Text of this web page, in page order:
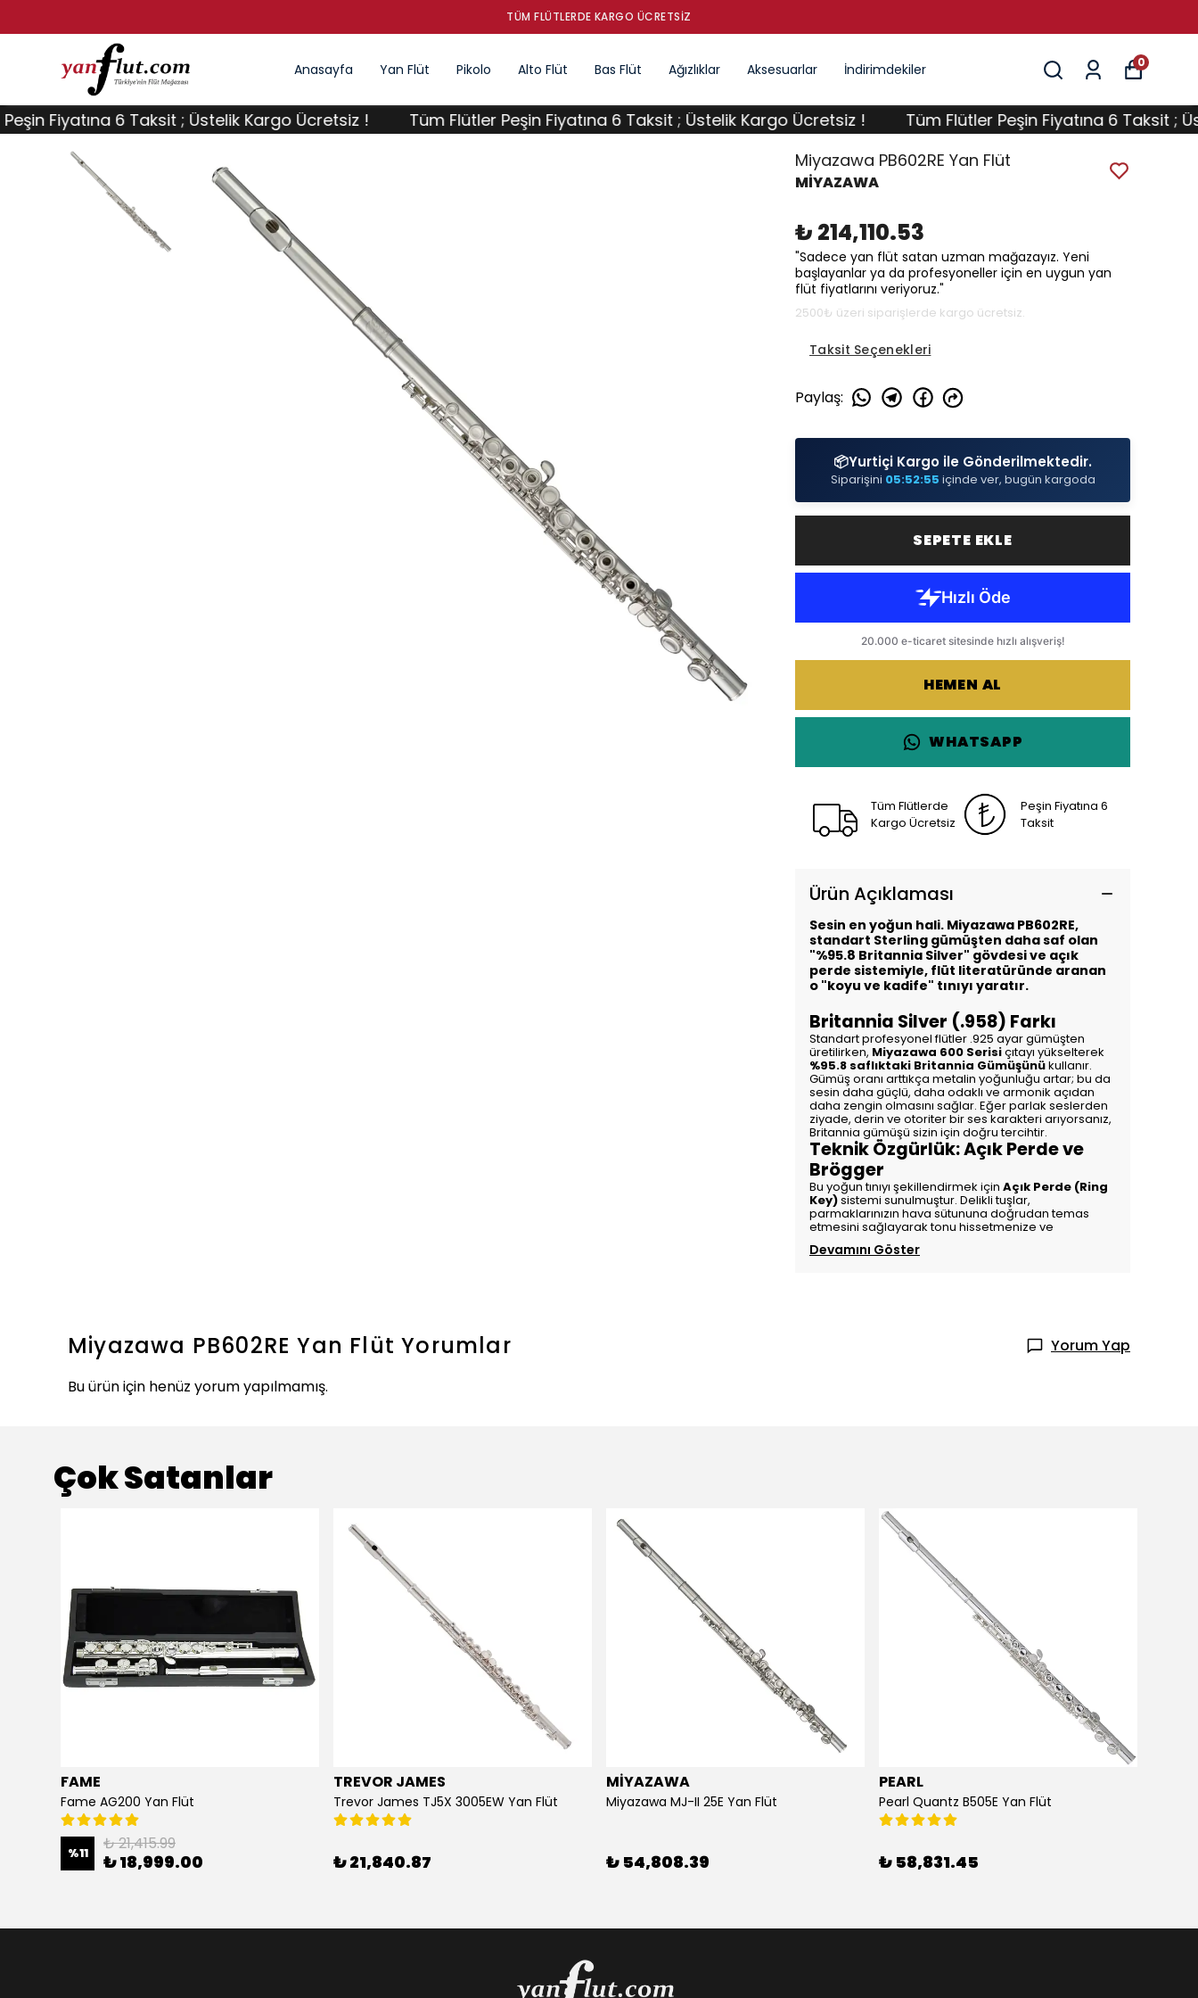
Anasayfa Yan Flüt Pikolo Alto Flüt Bas Flüt Ağızlıklar Aksesuarlar İndirimdekiler 0
6 Taksit ; Üstelik Kargo Ücretsiz ! Tüm Flütler Peşin Fiyatına 6 Taksit ; Üstelik Kargo Ücretsiz !
Tüm Flütler Peşin Fiyatına 6 Taksit ; Üstelik
Miyazawa PB602RE Yan Flüt
MİYAZAWA
₺ 214,110.53
"Sadece yan flüt satan uzman mağazayız. Yeni
başlayanlar ya da profesyoneller için en uygun yan
flüt fiyatlarını veriyoruz."
2500₺ üzeri siparişlerde kargo ücretsiz.
Taksit Seçenekleri
Paylaş:
📦Yurtiçi Kargo ile Gönderilmektedir.
Siparişini 05:52:55 içinde ver, bugün kargoda
SEPETE EKLE
HEMEN AL
WHATSAPP
Tüm Flütlerde
Kargo Ücretsiz
Peşin Fiyatına 6
Taksit
Ürün Açıklaması
Sesin en yoğun hali. Miyazawa PB602RE,
standart Sterling gümüşten daha saf olan
"%95.8 Britannia Silver" gövdesi ve açık
perde sistemiyle, flüt literatüründe aranan
o "koyu ve kadife" tınıyı yaratır.
Britannia Silver (.958) Farkı
Standart profesyonel flütler .925 ayar gümüşten
üretilirken, Miyazawa 600 Serisiçıtayı yükselterek
%95.8 saflıktaki Britannia Gümüşünükullanır.
Gümüş oranı arttıkça metalin yoğunluğu artar; bu da
sesin daha güçlü, daha odaklı ve armonik açıdan
daha zengin olmasını sağlar. Eğer parlak seslerden
ziyade, derin ve otoriter bir ses karakteri arıyorsanız,
Britannia gümüşü sizin için doğru tercihtir.
Teknik Özgürlük: Açık Perde ve
Brögger
Bu yoğun tınıyı şekillendirmek için Açık Perde (Ring
Key)sistemi sunulmuştur. Delikli tuşlar,
parmaklarınızın hava sütununa doğrudan temas
etmesini sağlayarak tonu hissetmenize ve
Devamını Göster
Miyazawa PB602RE Yan Flüt Yorumlar
Yorum Yap
Bu ürün için henüz yorum yapılmamış.
Çok Satanlar
FAME
Fame AG200 Yan Flüt
%11 ₺ 21,415.99
₺ 18,999.00
TREVOR JAMES
Trevor James TJ5X 3005EW Yan Flüt
₺ 21,840.87
MİYAZAWA
Miyazawa MJ-II 25E Yan Flüt
₺ 54,808.39
PEARL
Pearl Quantz B505E Yan Flüt
₺ 58,831.45